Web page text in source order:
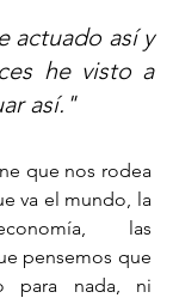
actuado así y
he visto a
así."
que nos rodea
va el mundo, la
las
pensemos que
para nada, ni